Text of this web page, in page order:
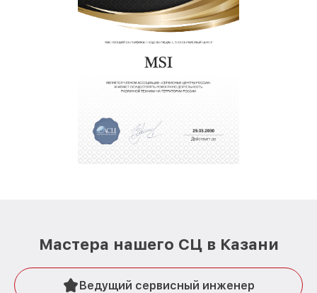
Мастера нашего СЦ в Казани
Ведущий сервисный инженер